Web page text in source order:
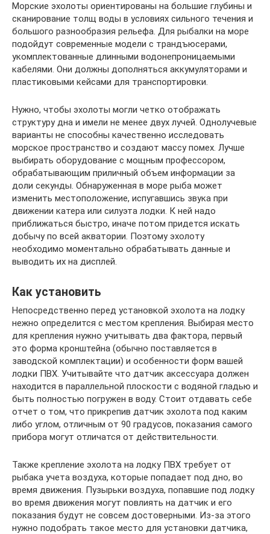
Морские эхолоты ориентированы на большие глубины и
сканирование толщ воды в условиях сильного течения и
большого разнообразия рельефа. Для рыбалки на море
подойдут современные модели с трандъюсерами,
укомплектованные длинными водонепроницаемыми
кабелями. Они должны дополняться аккумуляторами и
пластиковыми кейсами для транспортировки.
Нужно, чтобы эхолоты могли четко отображать
структуру дна и имели не менее двух лучей. Однолучевые
варианты не способны качественно исследовать
морское пространство и создают массу помех. Лучше
выбирать оборудование с мощным профессором,
обрабатывающим приличный объем информации за
доли секунды. Обнаруженная в море рыба может
изменить местоположение, испугавшись звука при
движении катера или силуэта лодки. К ней надо
приближаться быстро, иначе потом придется искать
добычу по всей акватории. Поэтому эхолоту
необходимо моментально обрабатывать данные и
выводить их на дисплей.
Как установить
Непосредственно перед установкой эхолота на лодку
нежно определится с местом крепления. Выбирая место
для крепления нужно учитывать два фактора, первый
это форма кронштейна (обычно поставляется в
заводской комплектации) и особенности форм вашей
лодки ПВХ. Учитывайте что датчик аксессуара должен
находится в параллельной плоскости с водяной гладью и
быть полностью погружен в воду. Стоит отдавать себе
отчет о том, что прикрепив датчик эхолота под каким
либо углом, отличным от 90 градусов, показания самого
прибора могут отличатся от действительности.
Также крепление эхолота на лодку ПВХ требует от
рыбака учета воздуха, которые попадает под дно, во
время движения. Пузырьки воздуха, попавшие под лодку
во время движения могут повлиять на датчик и его
показания будут не совсем достоверными. Из-за этого
нужно подобрать такое место для установки датчика,